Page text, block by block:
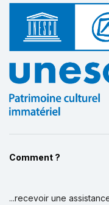
Comment ?
...recevoir une